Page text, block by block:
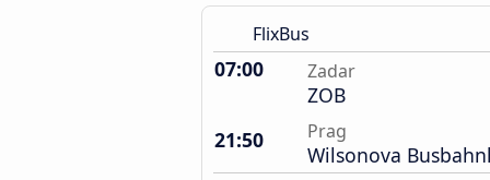
FlixBus
07:00 Zadar
ZOB
21:50
Prag
Wilsonova